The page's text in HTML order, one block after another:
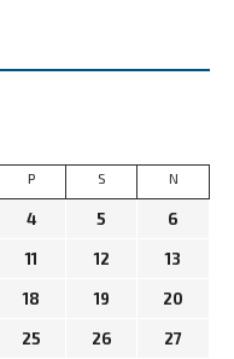
P S N
4 5 6
11 12 13
18 19 20
25 26 27